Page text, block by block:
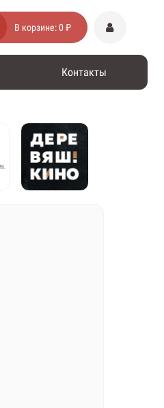
В корзине:0 ₽
Контакты